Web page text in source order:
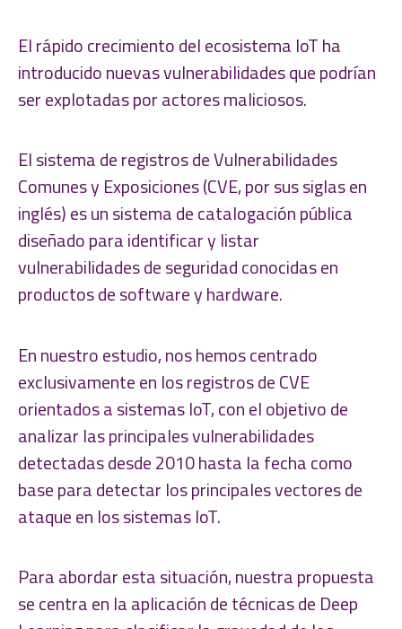
El rápido crecimiento del ecosistema IoT ha
introducido nuevas vulnerabilidades que podrían
ser explotadas por actores maliciosos.
El sistema de registros de Vulnerabilidades
Comunes y Exposiciones (CVE, por sus siglas en
inglés) es un sistema de catalogación pública
diseñado para identificar y listar
vulnerabilidades de seguridad conocidas en
productos de software y hardware.
En nuestro estudio, nos hemos centrado
exclusivamente en los registros de CVE
orientados a sistemas IoT, con el objetivo de
analizar las principales vulnerabilidades
detectadas desde 2010 hasta la fecha como
base para detectar los principales vectores de
ataque en los sistemas IoT.
Para abordar esta situación, nuestra propuesta
se centra en la aplicación de técnicas de Deep